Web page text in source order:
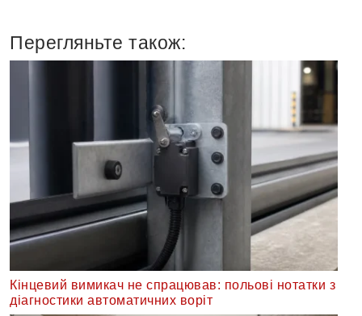
Перегляньте також:
Кінцевий вимикач не спрацював: польові нотатки з
діагностики автоматичних воріт